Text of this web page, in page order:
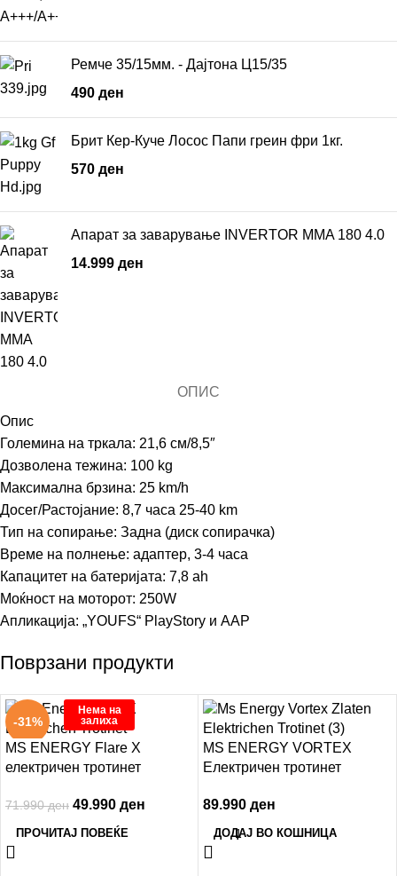
Ремче 35/15мм. - Дајтона Ц15/35
490 ден
Брит Кер-Куче Лосос Папи греин фри 1кг.
570 ден
Апарат за заварување INVERTOR MMA 180 4.0
14.999 ден
ОПИС
Опис
Големина на тркала: 21,6 см/8,5″
Дозволена тежина: 100 kg
Максимална брзина: 25 km/h
Досег/Растојание: 8,7 часа 25-40 km
Тип на сопирање: Задна (диск сопирачка)
Време на полнење: адаптер, 3-4 часа
Капацитет на батеријата: 7,8 ah
Моќност на моторот: 250W
Апликација: „YOUFS“ PlayStory и AAP
Поврзани продукти
Нема на
залиха
-31%
MS ENERGY Flare X
електричен тротинет
71.990ден 49.990 ден
ПРОЧИТАЈ ПОВЕЌЕ
MS ENERGY VORTEX
Eлектричен тротинет
89.990 ден
ДОДАЈ ВО КОШНИЦА